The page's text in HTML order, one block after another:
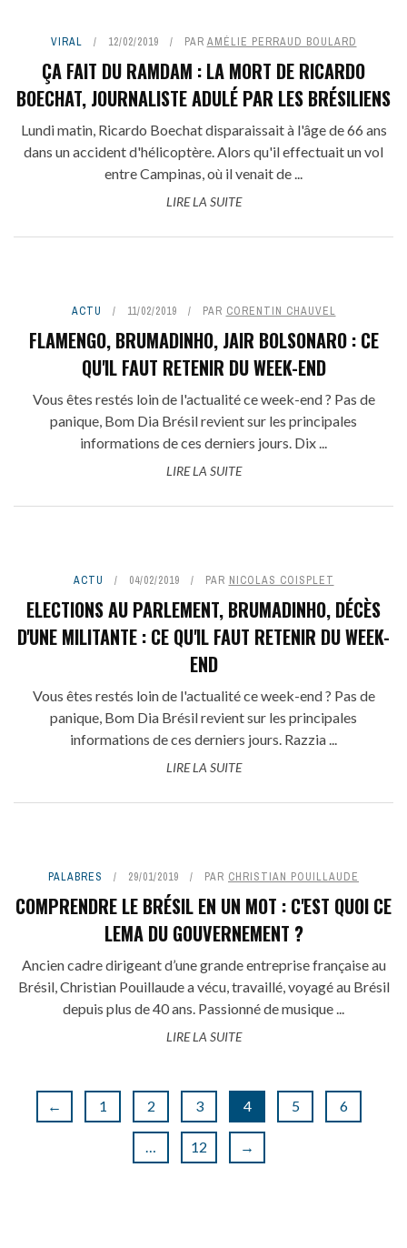
VIRAL 12/02/2019 PAR AMÉLIE PERRAUD BOULARD
ÇA FAIT DU RAMDAM : LA MORT DE RICARDO
BOECHAT, JOURNALISTE ADULÉ PAR LES BRÉSILIENS
Lundi matin, Ricardo Boechat disparaissait à l'âge de 66 ans
dans un accident d'hélicoptère. Alors qu'il effectuait un vol
entre Campinas, où il venait de ...
LIRE LA SUITE
ACTU 11/02/2019 PAR CORENTIN CHAUVEL
FLAMENGO, BRUMADINHO, JAIR BOLSONARO : CE
QU'IL FAUT RETENIR DU WEEK-END
Vous êtes restés loin de l'actualité ce week-end ? Pas de
panique, Bom Dia Brésil revient sur les principales
informations de ces derniers jours. Dix ...
LIRE LA SUITE
ACTU 04/02/2019 PAR NICOLAS COISPLET
ELECTIONS AU PARLEMENT, BRUMADINHO, DÉCÈS
D'UNE MILITANTE : CE QU'IL FAUT RETENIR DU WEEK-
END
Vous êtes restés loin de l'actualité ce week-end ? Pas de
panique, Bom Dia Brésil revient sur les principales
informations de ces derniers jours. Razzia ...
LIRE LA SUITE
PALABRES 29/01/2019 PAR CHRISTIAN POUILLAUDE
COMPRENDRE LE BRÉSIL EN UN MOT : C'EST QUOI CE
LEMA DU GOUVERNEMENT ?
Ancien cadre dirigeant d’une grande entreprise française au
Brésil, Christian Pouillaude a vécu, travaillé, voyagé au Brésil
depuis plus de 40 ans. Passionné de musique ...
LIRE LA SUITE
← 1 2 3 4 5 6
… 12 →